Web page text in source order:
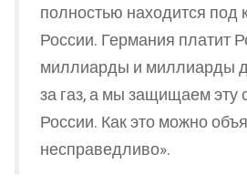
полностью находится под
России. Германия платит
миллиарды и миллиарды
за газ, а мы защищаем эту
России. Как это можно
несправедливо».